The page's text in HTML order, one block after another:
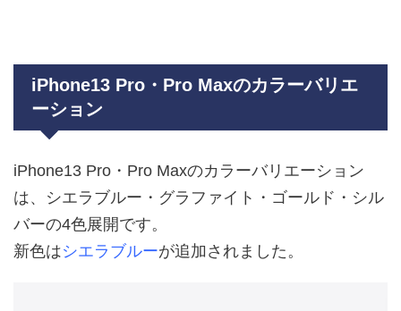
iPhone13 Pro・Pro Maxのカラーバリエ
ーション
iPhone13 Pro・Pro Maxのカラーバリエーション
は、シエラブルー・グラファイト・ゴールド・シル
バーの4色展開です。
新色はシエラブルーが追加されました。